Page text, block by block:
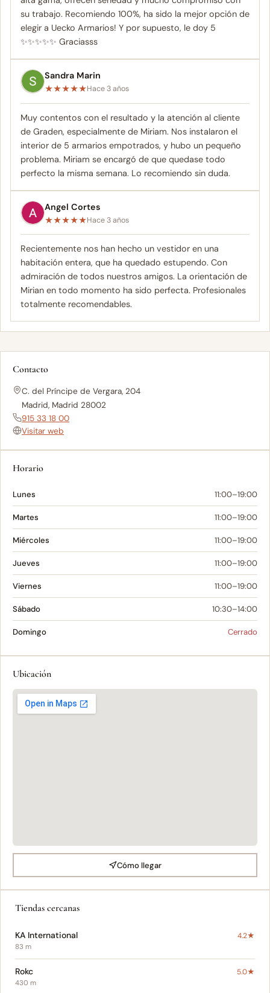
su trabajo. Recomiendo 100%, ha sido la mejor opción de
elegir a Uecko Armarios! Y por supuesto, le doy 5
✨✨✨✨✨ Graciasss
Sandra Marin
★★★★★Hace 3 años
Muy contentos con el resultado y la atención al cliente
de Graden, especialmente de Miriam. Nos instalaron el
interior de 5 armarios empotrados, y hubo un pequeño
problema. Miriam se encargó de que quedase todo
perfecto la misma semana. Lo recomiendo sin duda.
Angel Cortes
★★★★★Hace 3 años
Recientemente nos han hecho un vestidor en una
habitación entera, que ha quedado estupendo. Con
admiración de todos nuestros amigos. La orientación de
Mirian en todo momento ha sido perfecta. Profesionales
totalmente recomendables.
Contacto
C. del Príncipe de Vergara, 204
Madrid, Madrid 28002
915 33 18 00
Visitar web
Horario
Lunes 11:00–19:00
Martes 11:00–19:00
Miércoles 11:00–19:00
Jueves 11:00–19:00
Viernes 11:00–19:00
Sábado 10:30–14:00
Domingo Cerrado
Ubicación
Cómo llegar
Tiendas cercanas
KA International 4.2★
83 m
Rokc 5.0★
430 m